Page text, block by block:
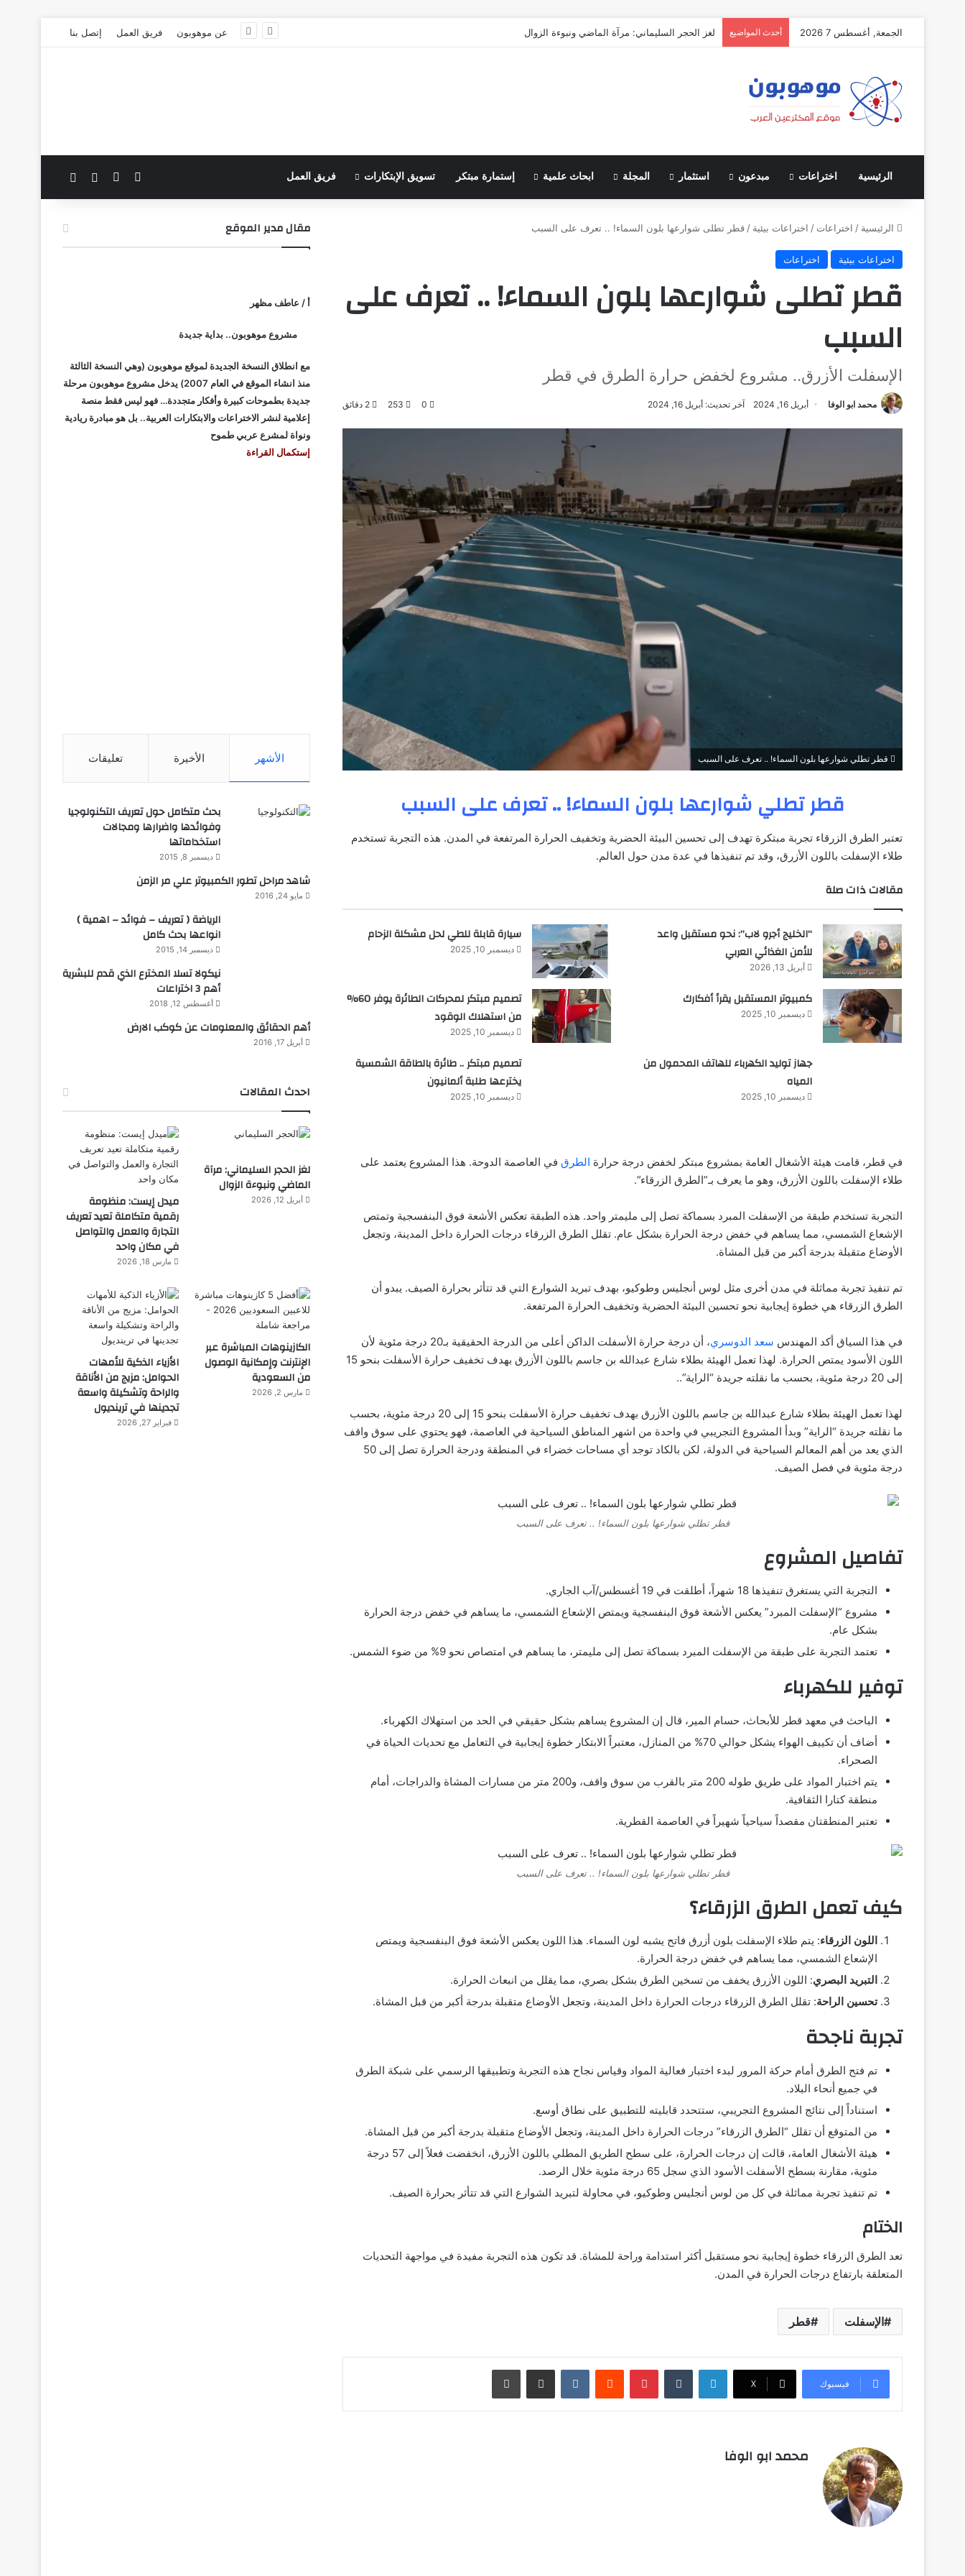
الجمعة, أغسطس 7 2026 أحدث المواضيع لغز الحجر السليماني: مرآة الماضي ونبوءة الزوال عن موهوبون فريق العمل إتصل بنا
الرئيسية اختراعات مبدعون استثمار المجلة ابحاث علمية إستمارة مبتكر تسويق الإبتكارات فريق العمل فيسبوك الوضع المظلم
الرئيسية / اختراعات / اختراعات بيئية / قطر تطلى شوارعها بلون السماء! .. تعرف على السبب
اختراعات بيئية اختراعات
قطر تطلى شوارعها بلون السماء! .. تعرف على
السبب
الإسفلت الأزرق.. مشروع لخفض حرارة الطرق في قطر
محمد ابو الوفا أبريل 16, 2024 آخر تحديث: أبريل 16, 2024 0
253
قطر تطلي شوارعها بلون السماء! .. تعرف على السبب
قطر تطلي شوارعها بلون السماء! .. تعرف على السبب
تعتبر الطرق الزرقاء تجربة مبتكرة تهدف إلى تحسين البيئة الحضرية وتخفيف الحرارة المرتفعة في المدن. هذه التجربة تستخدم
طلاء الإسفلت باللون الأزرق، وقد تم تنفيذها في عدة مدن حول العالم.
مقالات ذات صلة
“الخليج أجرو لاب”: نحو مستقبل واعد
للأمن الغذائي العربي
أبريل 13, 2026
سيارة قابلة للطي لحل مشكلة الزحام
ديسمبر 10, 2025
كمبيوتر المستقبل يقرأ أفكارك
ديسمبر 10, 2025
تصميم مبتكر لمحركات الطائرة يوفر 60%
من استهلاك الوقود
ديسمبر 10, 2025
جهاز توليد الكهرباء للهاتف المحمول من
المياه
ديسمبر 10, 2025
تصميم مبتكر .. طائرة بالطاقة الشمسية
يخترعها طلبة ألمانيون
ديسمبر 10, 2025
في قطر، قامت هيئة الأشغال العامة بمشروع مبتكر لخفض درجة حرارة الطرق في العاصمة الدوحة. هذا المشروع يعتمد على
طلاء الإسفلت باللون الأزرق، وهو ما يعرف بـ”الطرق الزرقاء”.
التجربة تستخدم طبقة من الإسفلت المبرد بسماكة تصل إلى مليمتر واحد. هذه الطبقة تعكس الأشعة فوق البنفسجية وتمتص
الإشعاع الشمسي، مما يساهم في خفض درجة الحرارة بشكل عام. تقلل الطرق الزرقاء درجات الحرارة داخل المدينة، وتجعل
الأوضاع متقبلة بدرجة أكبر من قبل المشاة.
تم تنفيذ تجربة مماثلة في مدن أخرى مثل لوس أنجليس وطوكيو، بهدف تبريد الشوارع التي قد تتأثر بحرارة الصيف. يبدو أن
الطرق الزرقاء هي خطوة إيجابية نحو تحسين البيئة الحضرية وتخفيف الحرارة المرتفعة.
في هذا السياق أكد المهندس سعد الدوسري
، أن درجة حرارة الأسفلت الداكن أعلى من الدرجة الحقيقية بـ20 درجة مئوية لأن
اللون الأسود يمتص الحرارة. لهذا تعمل الهيئة بطلاء شارع عبدالله بن جاسم باللون الأزرق بهدف تخفيف حرارة الأسفلت بنحو 15
إلى 20 درجة مئوية، بحسب ما نقلته جريدة “الراية”..
لهذا تعمل الهيئة بطلاء شارع عبدالله بن جاسم باللون الأزرق بهدف تخفيف حرارة الأسفلت بنحو 15 إلى 20 درجة مئوية، بحسب
ما نقلته جريدة “الراية” وبدأ المشروع التجريبي في واحدة من اشهر المناطق السياحية في العاصمة، فهو يحتوي على سوق واقف
الذي يعد من أهم المعالم السياحية في الدولة، لكن بالكاد توجد أي مساحات خضراء في المنطقة ودرجة الحرارة تصل إلى 50
درجة مئوية في فصل الصيف.
قطر تطلي شوارعها بلون السماء! .. تعرف على السبب
تفاصيل المشروع
التجربة التي يستغرق تنفيذها 18 شهراً، أطلقت في 19 أغسطس/آب الجاري.
مشروع “الإسفلت المبرد” يعكس الأشعة فوق البنفسجية ويمتص الإشعاع الشمسي، ما يساهم في خفض درجة الحرارة
بشكل عام.
تعتمد التجربة على طبقة من الإسفلت المبرد بسماكة تصل إلى مليمتر، ما يساهم في امتصاص نحو 9% من ضوء الشمس.
توفير للكهرباء
الباحث في معهد قطر للأبحاث، حسام المير، قال إن المشروع يساهم بشكل حقيقي في الحد من استهلاك الكهرباء.
أضاف أن تكييف الهواء يشكل حوالي 70% من المنازل، معتبراً الابتكار خطوة إيجابية في التعامل مع تحديات الحياة في
الصحراء.
يتم اختبار المواد على طريق طوله 200 متر بالقرب من سوق واقف، و200 متر من مسارات المشاة والدراجات، أمام
منطقة كتارا الثقافية.
تعتبر المنطقتان مقصداً سياحياً شهيراً في العاصمة القطرية.
قطر تطلي شوارعها بلون السماء! .. تعرف على السبب
كيف تعمل الطرق الزرقاء؟
اللون الزرقاء: يتم طلاء الإسفلت بلون أزرق فاتح يشبه لون السماء. هذا اللون يعكس الأشعة فوق البنفسجية ويمتص
الإشعاع الشمسي، مما يساهم في خفض درجة الحرارة.
التبريد البصري: اللون الأزرق يخفف من تسخين الطرق بشكل بصري، مما يقلل من انبعاث الحرارة.
تحسين الراحة: تقلل الطرق الزرقاء درجات الحرارة داخل المدينة، وتجعل الأوضاع متقبلة بدرجة أكبر من قبل المشاة.
تجربة ناجحة
تم فتح الطرق أمام حركة المرور لبدء اختبار فعالية المواد وقياس نجاح هذه التجربة وتطبيقها الرسمي على شبكة الطرق
في جميع أنحاء البلاد.
استناداً إلى نتائج المشروع التجريبي، ستتحدد قابليته للتطبيق على نطاق أوسع.
من المتوقع أن تقلل “الطرق الزرقاء” درجات الحرارة داخل المدينة، وتجعل الأوضاع متقبلة بدرجة أكبر من قبل المشاة.
هيئة الأشغال العامة، قالت إن درجات الحرارة، على سطح الطريق المطلي باللون الأزرق، انخفضت فعلاً إلى 57 درجة
مئوية، مقارنة بسطح الأسفلت الأسود الذي سجل 65 درجة مئوية خلال الرصد.
تم تنفيذ تجربة مماثلة في كل من لوس أنجليس وطوكيو، في محاولة لتبريد الشوارع التي قد تتأثر بحرارة الصيف.
الختام
تعد الطرق الزرقاء خطوة إيجابية نحو مستقبل أكثر استدامة وراحة للمشاة. قد تكون هذه التجربة مفيدة في مواجهة التحديات
المتعلقة بارتفاع درجات الحرارة في المدن.
الإسفلت قطر
فيسبوك ‫X
لينكدإن بينتيريست
محمد ابو الوفا
مقال مدير الموقع
أ / عاطف مظهر
مشروع موهوبون.. بداية جديدة
مع انطلاق النسخة الجديدة لموقع موهوبون (وهي النسخة الثالثة
منذ انشاء الموقع في العام 2007) يدخل مشروع موهوبون مرحلة
جديدة بطموحات كبيرة وأفكار متجددة… فهو ليس فقط منصة
إعلامية لنشر الاختراعات والابتكارات العربية.. بل هو مبادرة ريادية
ونواة لمشرع عربي طموح
إستكمال القراءة
الأشهر الأخيرة تعليقات
بحث متكامل حول تعريف التكنولوجيا
وفوائدها واضرارها ومجالات
استخداماتها
ديسمبر 8, 2015
شاهد مراحل تطور الكمبيوتر علي مر الزمن
مايو 24, 2016
الرياضة ( تعريف – فوائد – اهمية )
انواعها بحث كامل
ديسمبر 14, 2015
نيكولا تسلا المخترع الذي قدم للبشرية
أهم 3 اختراعات
أغسطس 12, 2018
أهم الحقائق والمعلومات عن كوكب الارض
أبريل 17, 2016
احدث المقالات
لغز الحجر السليماني: مرآة
الماضي ونبوءة الزوال
أبريل 12, 2026
ميدل إيست: منظومة
رقمية متكاملة تعيد تعريف
التجارة والعمل والتواصل
في مكان واحد
مارس 18, 2026
الكازينوهات المباشرة عبر
الإنترنت وإمكانية الوصول
من السعودية
مارس 2, 2026
الأزياء الذكية للأمهات
الحوامل: مزيج من الأناقة
والراحة وتشكيلة واسعة
تجدينها في ترينديول
فبراير 27, 2026